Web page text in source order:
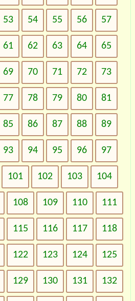
53 54 55 56 57
61 62 63 64 65
69 70 71 72 73
77 78 79 80 81
85 86 87 88 89
93 94 95 96 97
101 102 103 104
108 109 110 111
115 116 117 118
122 123 124 125
129 130 131 132